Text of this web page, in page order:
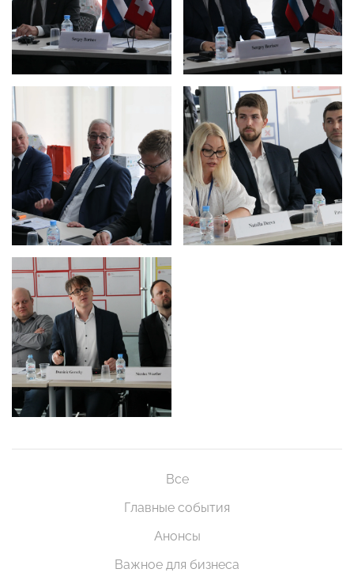
Все
Главные события
Анонсы
Важное для бизнеса